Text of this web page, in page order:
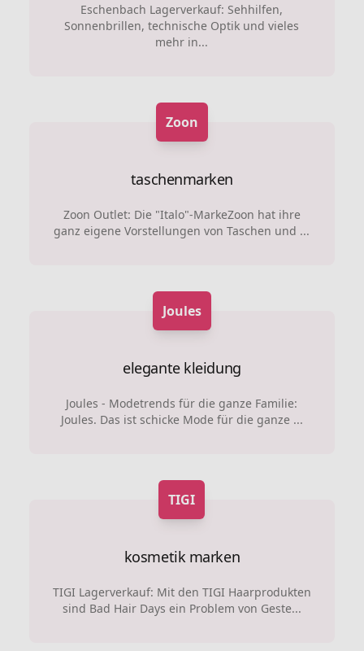
Eschenbach Lagerverkauf: Sehhilfen,
Sonnenbrillen, technische Optik und vieles
mehr in...
Zoon
taschenmarken
Zoon Outlet: Die "Italo"-MarkeZoon hat ihre
ganz eigene Vorstellungen von Taschen und ...
Joules
elegante kleidung
Joules - Modetrends für die ganze Familie:
Joules. Das ist schicke Mode für die ganze ...
TIGI
kosmetik marken
TIGI Lagerverkauf: Mit den TIGI Haarprodukten
sind Bad Hair Days ein Problem von Geste...